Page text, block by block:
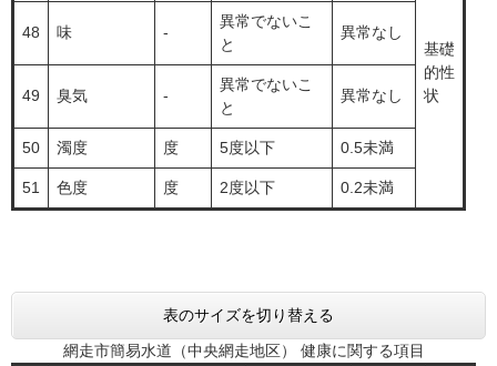
基礎
的性
状
48 味 -
異常でないこ
と
異常なし
49 臭気 -
異常でないこ
と
異常なし
50 濁度 度 5度以下 0.5未満
51 色度 度 2度以下 0.2未満
表のサイズを切り替える
網走市簡易水道（中央網走地区） 健康に関する項目